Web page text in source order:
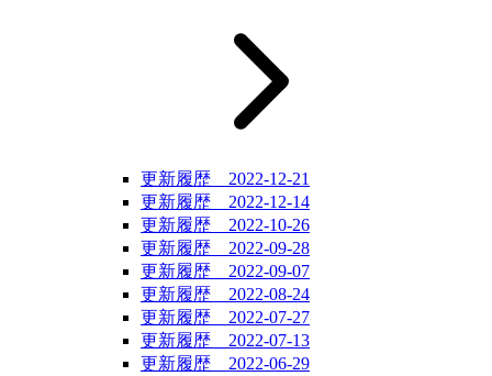
更新履歴 2022-12-21
更新履歴 2022-12-14
更新履歴 2022-10-26
更新履歴 2022-09-28
更新履歴 2022-09-07
更新履歴 2022-08-24
更新履歴 2022-07-27
更新履歴 2022-07-13
更新履歴 2022-06-29